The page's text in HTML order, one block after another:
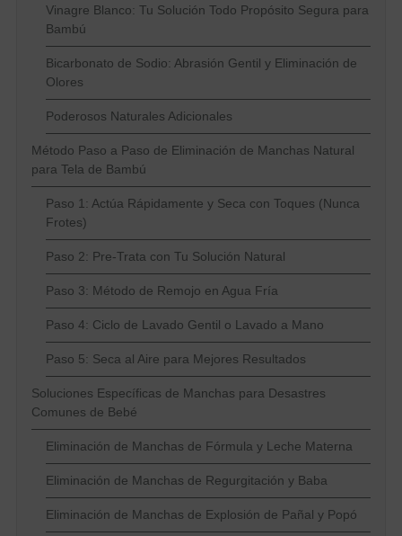
Vinagre Blanco: Tu Solución Todo Propósito Segura para
Bambú
Bicarbonato de Sodio: Abrasión Gentil y Eliminación de
Olores
Poderosos Naturales Adicionales
Método Paso a Paso de Eliminación de Manchas Natural
para Tela de Bambú
Paso 1: Actúa Rápidamente y Seca con Toques (Nunca
Frotes)
Paso 2: Pre-Trata con Tu Solución Natural
Paso 3: Método de Remojo en Agua Fría
Paso 4: Ciclo de Lavado Gentil o Lavado a Mano
Paso 5: Seca al Aire para Mejores Resultados
Soluciones Específicas de Manchas para Desastres
Comunes de Bebé
Eliminación de Manchas de Fórmula y Leche Materna
Eliminación de Manchas de Regurgitación y Baba
Eliminación de Manchas de Explosión de Pañal y Popó